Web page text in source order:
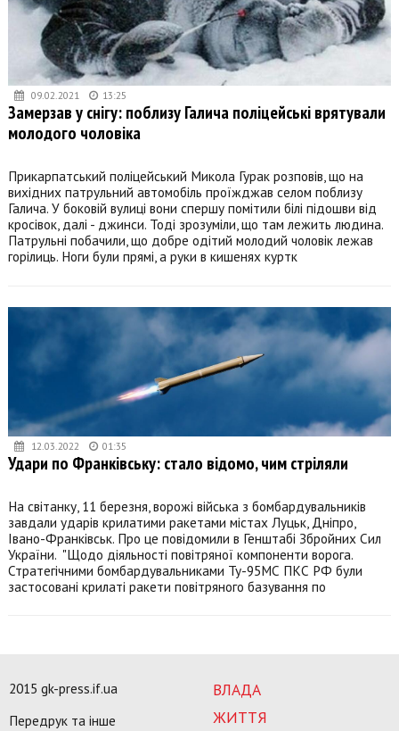
09.02.2021 13:25
Замерзав у снігу: поблизу Галича поліцейські врятували
молодого чоловіка
Прикарпатський поліцейський Микола Гурак розповів, що на
вихідних патрульний автомобіль проїжджав селом поблизу
Галича. У боковій вулиці вони спершу помітили білі підошви від
кросівок, далі - джинси. Тоді зрозуміли, що там лежить людина.
Патрульні побачили, що добре одітий молодий чоловік лежав
горілиць. Ноги були прямі, а руки в кишенях куртк
12.03.2022 01:35
Удари по Франківську: стало відомо, чим стріляли
На світанку, 11 березня, ворожі війська з бомбардувальників
завдали ударів крилатими ракетами містах Луцьк, Дніпро,
Івано-Франківськ. Про це повідомили в Генштабі Збройних Сил
України. "Щодо діяльності повітряної компоненти ворога.
Стратегічними бомбардувальниками Ту-95МС ПКС РФ були
застосовані крилаті ракети повітряного базування по
ВЛАДА
ЖИТТЯ
2015 gk-press.if.ua
Передрук та інше